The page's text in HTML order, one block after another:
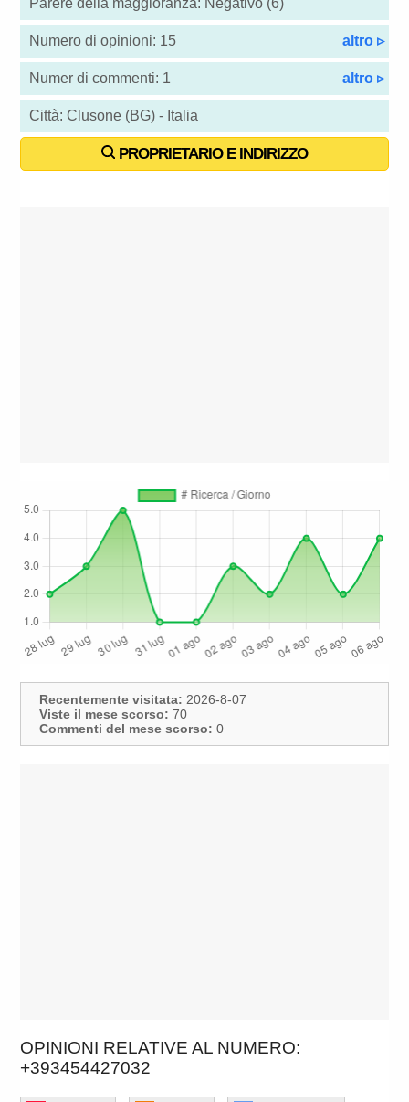
Parere della maggioranza: Negativo (6)
Numero di opinioni: 15 altro ▹
Numer di commenti: 1 altro ▹
Città: Clusone (BG) - Italia
PROPRIETARIO E INDIRIZZO
Recentemente visitata: 2026-8-07
Viste il mese scorso: 70
Commenti del mese scorso: 0
OPINIONI RELATIVE AL NUMERO:
+393454427032